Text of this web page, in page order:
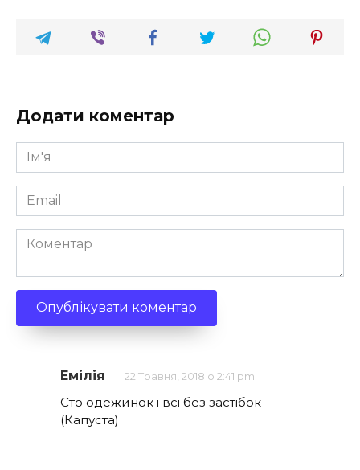
Додати коментар
Ім'я
*
Email
*
Коментар
Емілія 22 Травня, 2018 о 2:41 pm
Сто одежинок і всі без застібок
(Капуста)